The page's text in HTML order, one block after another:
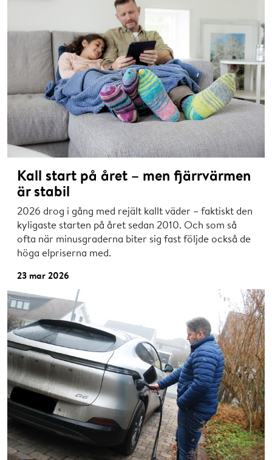
Kall start på året – men fjärrvärmen
är stabil
2026 drog i gång med rejält kallt väder – faktiskt den
kyligaste starten på året sedan 2010. Och som så
ofta när minusgraderna biter sig fast följde också de
höga elpriserna med.
23 mar 2026